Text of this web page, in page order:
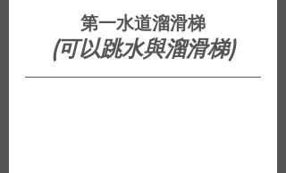
第一水道溜滑梯
(可以跳水與溜滑梯)